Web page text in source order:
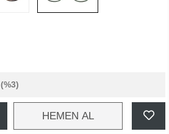
(%3)
HEMEN AL